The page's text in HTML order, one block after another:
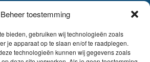
Beheer toestemming
bieden, gebruiken wij technologieën zoals
je apparaat op te slaan en/of te raadplegen.
technologieën kunnen wij gegevens zoals
7340 2410 9862